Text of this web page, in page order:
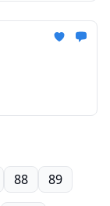
88 89